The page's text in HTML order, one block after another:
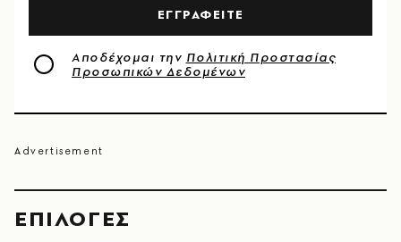
EΠΙΛΟΓΈΣ
ΕΓΓΡΑΦΕΙΤΕ
Αποδέχομαι την Πολιτική Προστασίας
Προσωπικών Δεδομένων